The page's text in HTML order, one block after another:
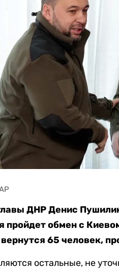
ДНР Денис
пройдет обмен с
вернутся 65 человек,
остальные, не